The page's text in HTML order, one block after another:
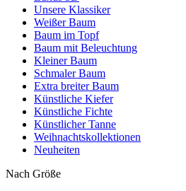
Unsere Klassiker
Weißer Baum
Baum im Topf
Baum mit Beleuchtung
Kleiner Baum
Schmaler Baum
Extra breiter Baum
Künstliche Kiefer
Künstliche Fichte
Künstlicher Tanne
Weihnachtskollektionen
Neuheiten
Nach Größe